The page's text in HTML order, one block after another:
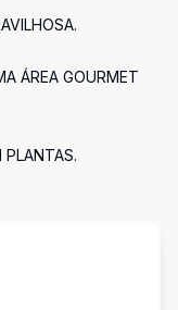
ÁREA GOURMET
PLANTAS.